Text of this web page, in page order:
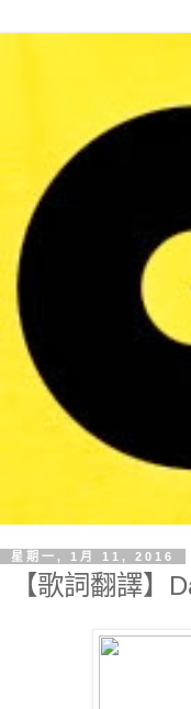
星期一, 1月 11, 2016
【歌詞翻譯】